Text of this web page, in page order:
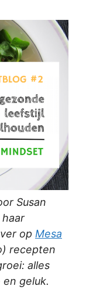
Susan
haar
op Mesa
recepten
alles
geluk.